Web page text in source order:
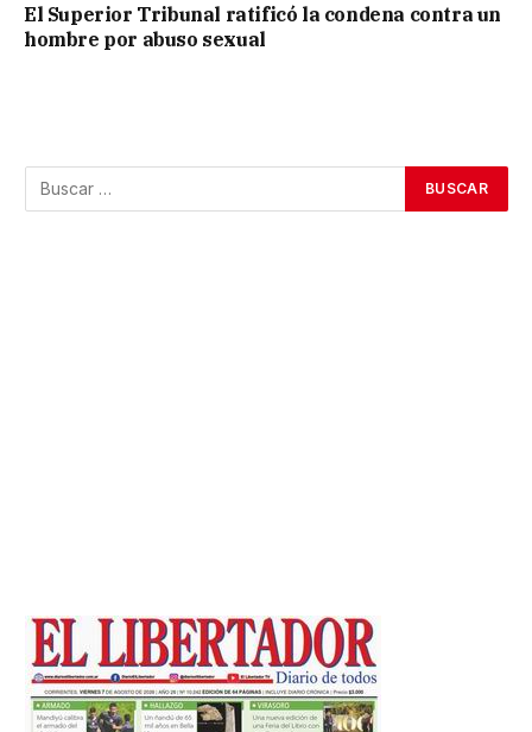
El Superior Tribunal ratificó la condena contra un
hombre por abuso sexual